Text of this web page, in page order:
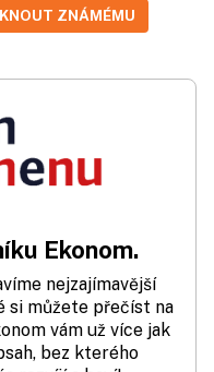
ZNÁMÉMU
Ekonom.
nejzajímavější
si můžete přečíst na
vám už více jak
bez kterého